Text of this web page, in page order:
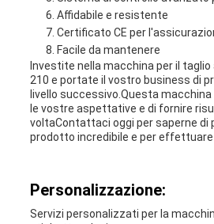
Affidabile e resistente
Certificato CE per
Facile da mantenere
Investite nella macchina per il
210 e portate il vostro business di
livello successivo.Questa
le vostre aspettative e di fornire
voltaContattaci oggi per saperne di
prodotto incredibile e per effettuare
Personalizzazione:
Servizi personalizzati per la